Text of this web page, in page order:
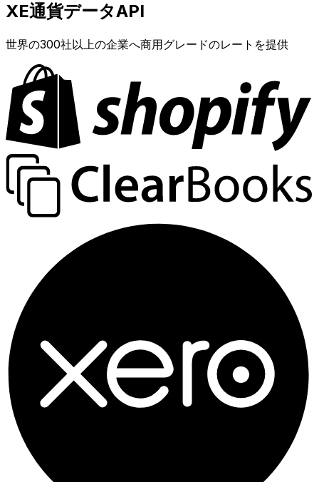
XE通貨データAPI
世界の300社以上の企業へ商用グレードのレートを提供